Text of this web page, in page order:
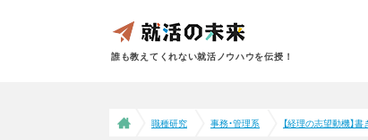
誰も教えてくれない就活ノウハウを伝授！
職種研究 事務・管理系 【経理の志望動機】